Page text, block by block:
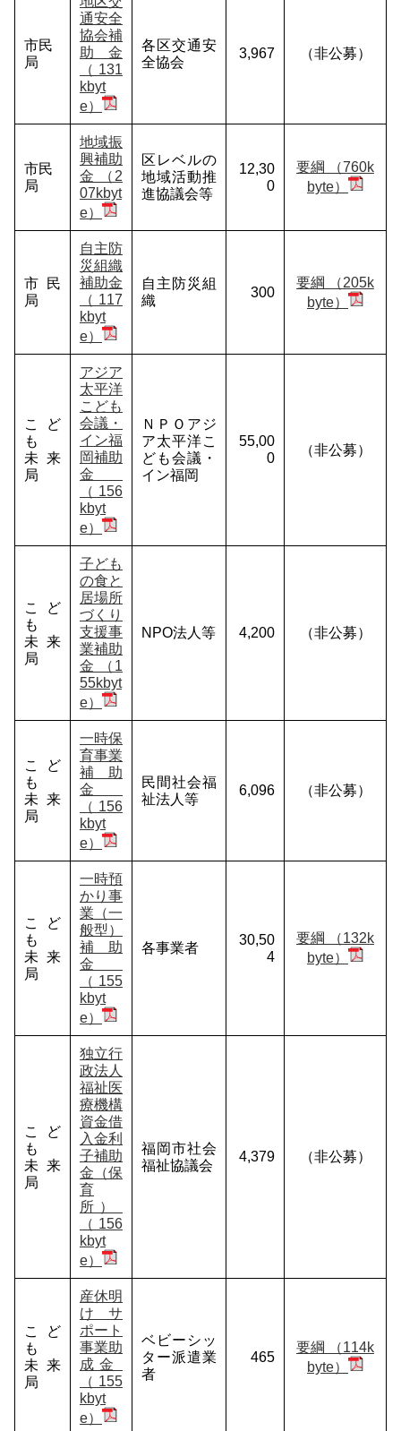
市民
局
通安全
協会補
助金
（131
kbyt
e）
各区交通安
全協会
3,967 （非公募）
市民
局
地域振
興補助
金 （2
07kbyt
e）
区レベルの
地域活動推
進協議会等
12,30
0
要綱 （760k
byte）
市民
局
自主防
災組織
補助金
（117
kbyt
e）
自主防災組
織
300
要綱 （205k
byte）
こど
も
未来
局
アジア
太平洋
こども
会議・
イン福
岡補助
金
（156
kbyt
e）
ＮＰＯアジ
ア太平洋こ
ども会議・
イン福岡
55,00
0
（非公募）
こど
も
未来
局
子ども
の食と
居場所
づくり
支援事
業補助
金 （1
55kbyt
e）
NPO法人等 4,200 （非公募）
こど
も
未来
局
一時保
育事業
補助
金
（156
kbyt
e）
民間社会福
祉法人等
6,096 （非公募）
こど
も
未来
局
一時預
かり事
業（一
般型）
補助
金
（155
kbyt
e）
各事業者
30,50
4
要綱 （132k
byte）
こど
も
未来
局
独立行
政法人
福祉医
療機構
資金借
入金利
子補助
金（保
育
所）
（156
kbyt
e）
福岡市社会
福祉協議会
4,379 （非公募）
こど
も
未来
局
産休明
けサ
ポート
事業助
成金
（155
kbyt
e）
ベビーシッ
ター派遣業
者
465
要綱 （114k
byte）